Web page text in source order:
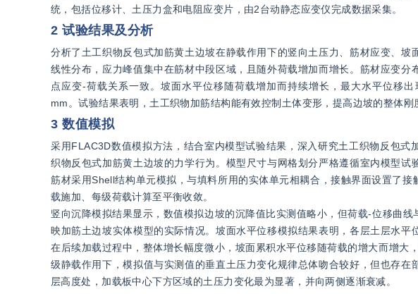
统，包括位移计、土压力盒和电阻应变片，由2台动静态应变仪完成数据采集。
2 试验结果及分析
分析了土工织物反包式加筋黄土边坡在静载作用下的竖向土压力、筋材应变、
线性分布，应力峰值集中在筋材中段区域，且随外荷载增加而增长。筋材应变
点应变-荷载关系一致。坡面水平位移随荷载增加而持续增长，最大水平位移
mm。试验结果表明，土工织物加筋结构能有效控制土体变形，提高边坡的整体刚
3 数值模拟
采用FLAC3D数值模拟方法，结合室内模型试验结果，深入研究土工织物反包
织物反包式加筋黄土边坡的力学行为。模型尺寸与网格划分严格遵循室内模型试
筋材采用Shell结构单元模拟，与填料所用的实体单元相耦合，接触界面设置了
载施加、每级荷载计算至平衡收敛。
竖向沉降模拟结果显示，数值模拟边坡的沉降值比实测值略小，但荷载-位移曲
映加筋土边坡实体模型的实际情况。坡面水平位移模拟结果表明，各层土层水
在后续加载过程中，整体增长幅度微小，坡面累积水平位移随荷载的增大而增
级静载作用下，模拟值与实测值的垂直土压力变化规律总体吻合较好，但也存
层高度处，加载板中心下方区域的土压力变化最为显著，并向两侧逐渐衰减。